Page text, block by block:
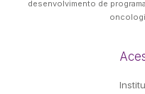
desenvolvimento de